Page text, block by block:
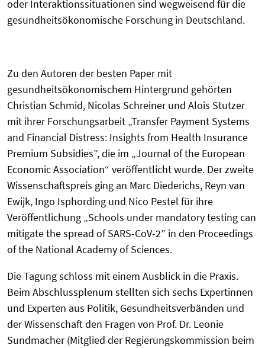
oder Interaktionssituationen sind wegweisend für die
gesundheitsökonomische Forschung in Deutschland.
Zu den Autoren der besten Paper mit
gesundheitsökonomischem Hintergrund gehörten
Christian Schmid, Nicolas Schreiner und Alois Stutzer
mit ihrer Forschungsarbeit „Transfer Payment Systems
and Financial Distress: Insights from Health Insurance
Premium Subsidies”, die im „Journal of the European
Economic Association“ veröffentlicht wurde. Der zweite
Wissenschaftspreis ging an Marc Diederichs, Reyn van
Ewijk, Ingo Isphording und Nico Pestel für ihre
Veröffentlichung „Schools under mandatory testing can
mitigate the spread of SARS-CoV-2” in den Proceedings
of the National Academy of Sciences.
Die Tagung schloss mit einem Ausblick in die Praxis.
Beim Abschlussplenum stellten sich sechs Expertinnen
und Experten aus Politik, Gesundheitsverbänden und
der Wissenschaft den Fragen von Prof. Dr. Leonie
Sundmacher (Mitglied der Regierungskommission beim